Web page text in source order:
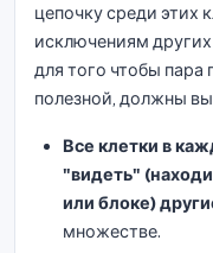
цепочку среди этих
исключениям
для того чтобы
полезной, должны
Все клетки в
"видеть"
или блоке)
множестве.